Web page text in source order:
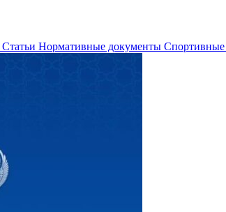
Статьи Нормативные документы Спортивные